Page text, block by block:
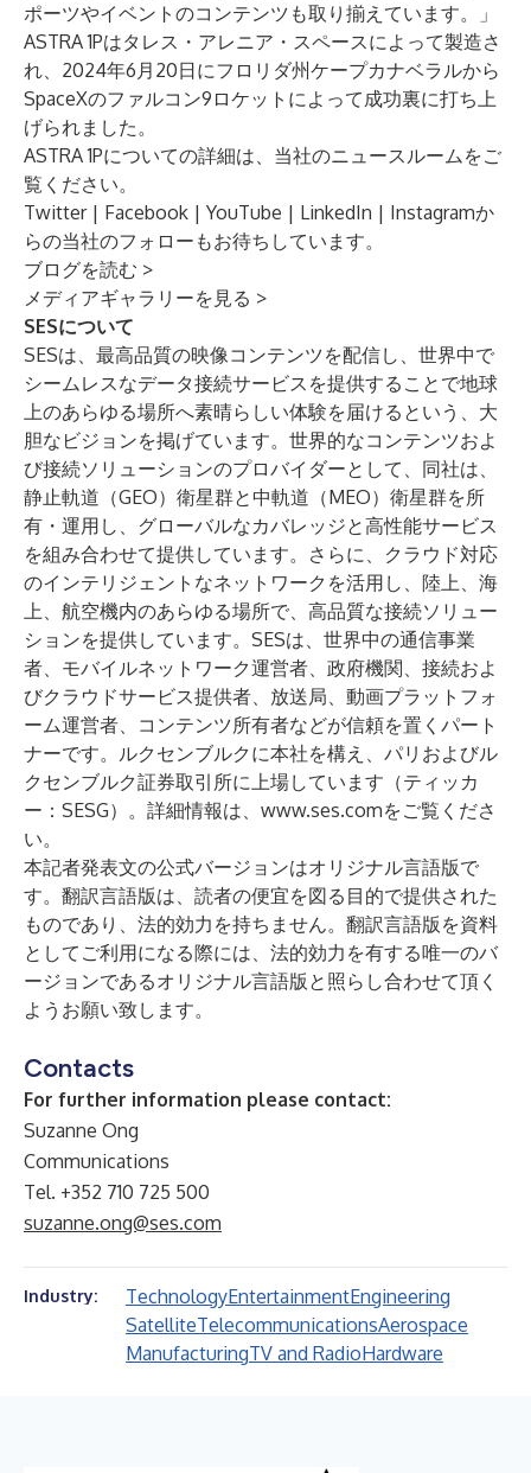
ポーツやイベントのコンテンツも取り揃えています。」
ASTRA 1Pはタレス・アレニア・スペースによって製造さ
れ、2024年6月20日にフロリダ州ケープカナベラルから
SpaceXのファルコン9ロケットによって成功裏に打ち上
げられました。
ASTRA 1Pについての詳細は、 当社のニュースルームをご
覧ください。
Twitter| Facebook | YouTube | LinkedIn | Instagramか
らの当社のフォローもお待ちしています。
ブログを読む >
メディアギャラリーを見る >
SESについて
SESは、最高品質の映像コンテンツを配信し、世界中で
シームレスなデータ接続サービスを提供することで地球
上のあらゆる場所へ素晴らしい体験を届けるという、大
胆なビジョンを掲げています。世界的なコンテンツおよ
び接続ソリューションのプロバイダーとして、同社は、
静止軌道（GEO）衛星群と中軌道（MEO）衛星群を所
有・運用し、グローバルなカバレッジと高性能サービス
を組み合わせて提供しています。さらに、クラウド対応
のインテリジェントなネットワークを活用し、陸上、海
上、航空機内のあらゆる場所で、高品質な接続ソリュー
ションを提供しています。SESは、世界中の通信事業
者、モバイルネットワーク運営者、政府機関、接続およ
びクラウドサービス提供者、放送局、動画プラットフォ
ーム運営者、コンテンツ所有者などが信頼を置くパート
ナーです。ルクセンブルクに本社を構え、パリおよびル
クセンブルク証券取引所に上場しています（ティッカ
ー：SESG）。詳細情報は、 www.ses.comをご覧くださ
い。
本記者発表文の公式バージョンはオリジナル言語版で
す。翻訳言語版は、読者の便宜を図る目的で提供された
ものであり、法的効力を持ちません。翻訳言語版を資料
としてご利用になる際には、法的効力を有する唯一のバ
ージョンであるオリジナル言語版と照らし合わせて頂く
ようお願い致します。
Contacts
For further information please contact:
Suzanne Ong
Communications
Tel. +352 710 725 500
suzanne.ong@ses.com
Industry: TechnologyEntertainmentEngineering
SatelliteTelecommunicationsAerospace
ManufacturingTV and RadioHardware